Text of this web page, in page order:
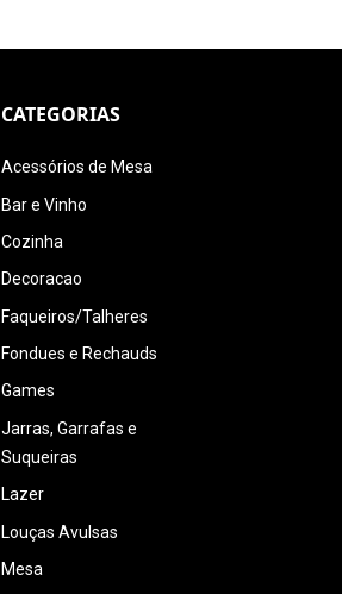
CATEGORIAS
Acessórios de Mesa
Bar e Vinho
Cozinha
Decoracao
Faqueiros/Talheres
Fondues e Rechauds
Games
Jarras, Garrafas e
Suqueiras
Lazer
Louças Avulsas
Mesa